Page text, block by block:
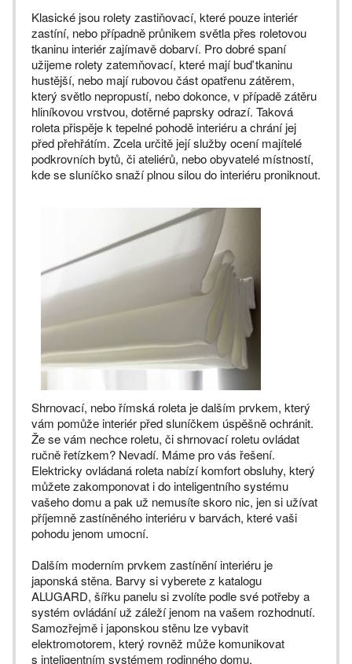
Klasické jsou rolety zastiňovací, které pouze interiér
zastíní, nebo případně průnikem světla přes roletovou
tkaninu interiér zajímavě dobarví. Pro dobré spaní
užijeme rolety zatemňovací, které mají buď tkaninu
hustější, nebo mají rubovou část opatřenu zátěrem,
který světlo nepropustí, nebo dokonce, v případě zátěru
hliníkovou vrstvou, dotěrné paprsky odrazí. Taková
roleta přispěje k tepelné pohodě interiéru a chrání jej
před přehřátím. Zcela určitě její služby ocení majítelé
podkrovních bytů, či ateliérů, nebo obyvatelé místností,
kde se sluníčko snaží plnou silou do interiéru proniknout.
Shrnovací, nebo římská roleta je dalším prvkem, který
vám pomůže interiér před sluníčkem úspěšně ochránit.
Že se vám nechce roletu, či shrnovací roletu ovládat
ručně řetízkem? Nevadí. Máme pro vás řešení.
Elektricky ovládaná roleta nabízí komfort obsluhy, který
můžete zakomponovat i do inteligentního systému
vašeho domu a pak už nemusíte skoro nic, jen si užívat
příjemně zastíněného interiéru v barvách, které vaši
pohodu jenom umocní.
Dalším moderním prvkem zastínění interiéru je
japonská stěna. Barvy si vyberete z katalogu
ALUGARD, šířku panelu si zvolíte podle své potřeby a
systém ovládání už záleží jenom na vašem rozhodnutí.
Samozřejmě i japonskou stěnu lze vybavit
elektromotorem, který rovněž může komunikovat
s inteligentním systémem rodinného domu.